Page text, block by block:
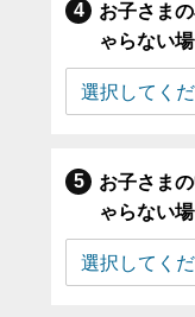
お子さま
ゃらない
お子さま
ゃらない